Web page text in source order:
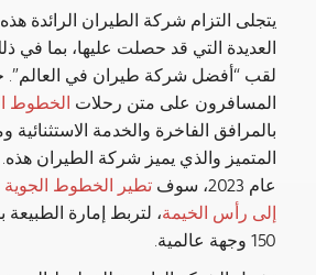
يتجلى التزام شركة الطيران الرائدة
العديدة التي قد حصلت عليها، بما في
لقب “أفضل شركة طيران في العالم”.
المسافرون على متن رحلاتالخطوط
بالمرافق الفاخرة والخدمة
المتميز والذي يميز شركة الطيران
عام 2023، سوف
تطير الخطوط
إلى رأس الخيمة، لتربط إمارة
150 وجهة عالمية.